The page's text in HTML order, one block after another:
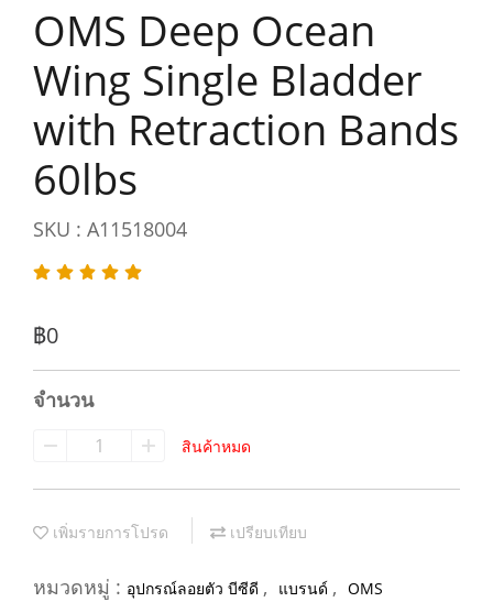
OMS Deep Ocean
Wing Single Bladder
with Retraction Bands
60lbs
SKU : A11518004
฿0
จำนวน
สินค้าหมด
เพิ่มรายการโปรด เปรียบเทียบ
หมวดหมู่ : อุปกรณ์ลอยตัว บีซีดี , แบรนด์ , OMS